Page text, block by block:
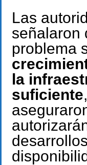
Las
señalaron
problema
la
suficiente